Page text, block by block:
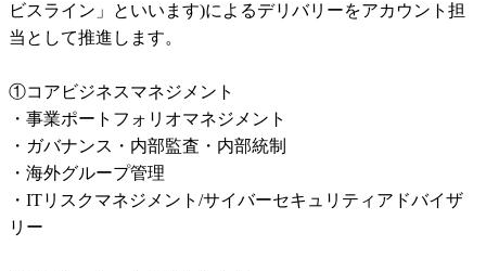
ビスライン」といいます)によるデリバリーをアカウント担
当として推進します。
①コアビジネスマネジメント
・事業ポートフォリオマネジメント
・ガバナンス・内部監査・内部統制
・海外グループ管理
・ITリスクマネジメント/サイバーセキュリティアドバイザ
リー